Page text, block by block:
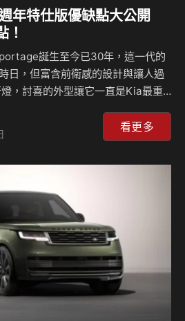
年特仕版優缺點大公開
！
誕生至今已30年，這一代的
日，但富含前衛感的設計與讓人過
，討喜的外型讓它一直是Kia最重
沈穩，除此之外，幾近滿配的誠意更
體表現如何？來聽麥克和島叔怎麼
看更多